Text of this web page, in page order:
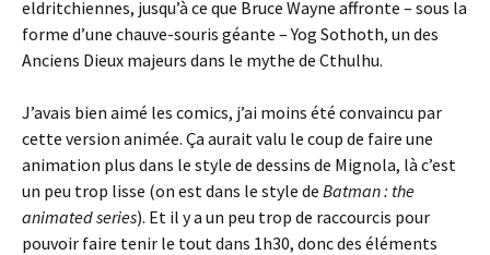
eldritchiennes, jusqu’à ce que Bruce Wayne affronte – sous la
forme d’une chauve-souris géante – Yog Sothoth, un des
Anciens Dieux majeurs dans le mythe de Cthulhu.
J’avais bien aimé les comics, j’ai moins été convaincu par
cette version animée. Ça aurait valu le coup de faire une
animation plus dans le style de dessins de Mignola, là c’est
un peu trop lisse (on est dans le style de Batman : the
animated series). Et il y a un peu trop de raccourcis pour
pouvoir faire tenir le tout dans 1h30, donc des éléments